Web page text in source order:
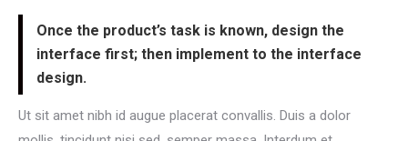
Once the product’s task is known, design the
interface first; then implement to the interface
design.
Ut sit amet nibh id augue placerat convallis. Duis a dolor